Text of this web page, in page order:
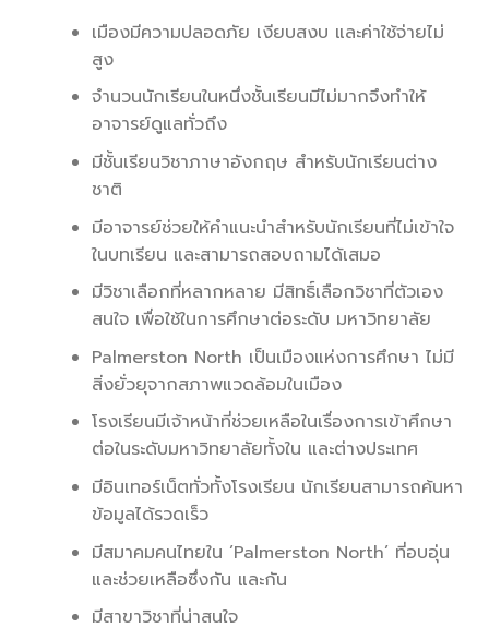
เมืองมีความปลอดภัย เงียบสงบ และค่าใช้จ่ายไม่
สูง
จำนวนนักเรียนในหนึ่งชั้นเรียนมีไม่มากจึงทำให้
อาจารย์ดูแลทั่วถึง
มีชั้นเรียนวิชาภาษาอังกฤษ สำหรับนักเรียนต่าง
ชาติ
มีอาจารย์ช่วยให้คำแนะนำสำหรับนักเรียนที่ไม่เข้าใจ
ในบทเรียน และสามารถสอบถามได้เสมอ
มีวิชาเลือกที่หลากหลาย มีสิทธิ์เลือกวิชาที่ตัวเอง
สนใจ เพื่อใช้ในการศึกษาต่อระดับ มหาวิทยาลัย
Palmerston North เป็นเมืองแห่งการศึกษา ไม่มี
สิ่งยั่วยุจากสภาพแวดล้อมในเมือง
โรงเรียนมีเจ้าหน้าที่ช่วยเหลือในเรื่องการเข้าศึกษา
ต่อในระดับมหาวิทยาลัยทั้งใน และต่างประเทศ
มีอินเทอร์เน็ตทั่วทั้งโรงเรียน นักเรียนสามารถค้นหา
ข้อมูลได้รวดเร็ว
มีสมาคมคนไทยใน ’Palmerston North’ ที่อบอุ่น
และช่วยเหลือซึ่งกัน และกัน
มีสาขาวิชาที่น่าสนใจ